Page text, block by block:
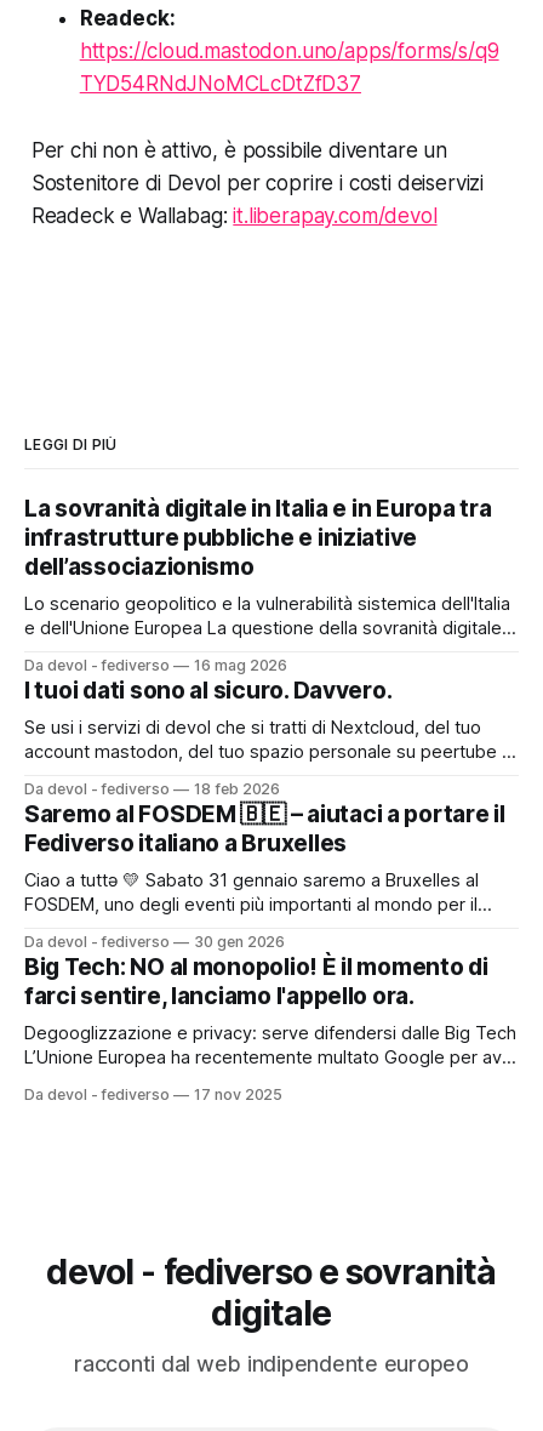
Readeck:
https://cloud.mastodon.uno/apps/forms/s/q9
TYD54RNdJNoMCLcDtZfD37
Per chi non è attivo, è possibile diventare un
Sostenitore di Devol per coprire i costi deiservizi
Readeck e Wallabag:it.liberapay.com/devol
LEGGI DI PIÙ
La sovranità digitale in Italia e in Europa tra
infrastrutture pubbliche e iniziative
dell’associazionismo
Lo scenario geopolitico e la vulnerabilità sistemica dell'Italia
e dell'Unione Europea La questione della sovranità digitale
equilibri geopolitici globali, contrassegnati da un accentuato
bipolarismo tecnologico tra Stati Uniti e Cina. Il divario
tecnologico europeo rappresenta uno
Da devol - fediverso 16 mag 2026
I tuoi dati sono al sicuro. Davvero.
Se usi i servizi di devol che si tratti di Nextcloud, del tuo
account mastodon, del tuo spazio personale su peertube e
chiesto almeno una volta: "Ma se qualcosa va storto, i miei
dati sono persi?" La risposta è
Da devol - fediverso 18 feb 2026
Saremo al FOSDEM 🇧🇪 – aiutaci a portare il
Fediverso italiano a Bruxelles
Ciao a tuttə 💛 Sabato 31 gennaio saremo a Bruxelles al
FOSDEM, uno degli eventi più importanti al mondo per il
palco il lavoro fatto in questi anni su fedimedia, sul
Fediverso e sul progetto FediPress (dev cercasi! 👀). 📌 Il
talk 👉 https://fosdem.
Da devol - fediverso 30 gen 2026
Big Tech: NO al monopolio! È il momento di
farci sentire, lanciamo l'appello ora.
Degooglizzazione e privacy: serve difendersi dalle Big Tech
L’Unione Europea ha recentemente multato Google per aver
all’informazione indipendente per gonfiare profitti già
Da devol - fediverso 17 nov 2025
devol - fediverso e sovranità
digitale
racconti dal web indipendente europeo